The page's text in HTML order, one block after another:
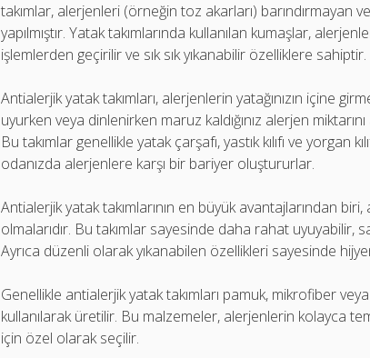
takımlar, alerjenleri (örneğin toz akarları) barındırmayan
yapılmıştır. Yatak takımlarında kullanılan kumaşlar,
işlemlerden geçirilir ve sık sık yıkanabilir özelliklere sahiptir.
Antialerjik yatak takımları, alerjenlerin yatağınızın içine
uyurken veya dinlenirken maruz kaldığınız alerjen
Bu takımlar genellikle yatak çarşafı, yastık kılıfı ve yorgan
odanızda alerjenlere karşı bir bariyer oluştururlar.
Antialerjik yatak takımlarının en büyük avantajlarından
olmalarıdır. Bu takımlar sayesinde daha rahat uyuyabilir,
Ayrıca düzenli olarak yıkanabilen özellikleri sayesinde
Genellikle antialerjik yatak takımları pamuk, mikrofiber
kullanılarak üretilir. Bu malzemeler, alerjenlerin kolayca
için özel olarak seçilir.